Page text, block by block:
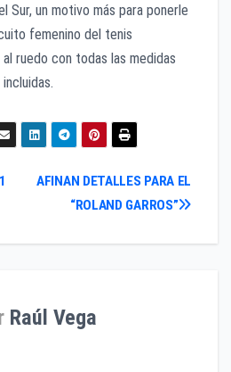
Sur, un motivo más para ponerle
femenino del tenis
ruedo con todas las medidas
AFINAN DETALLES PARA EL
“ROLAND GARROS”
Raúl Vega